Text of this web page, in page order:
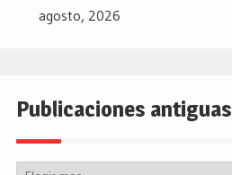
agosto, 2026
Publicaciones antiguas